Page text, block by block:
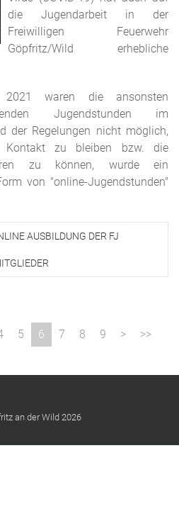
die Jugendarbeit in der
Freiwilligen Feuerwehr
Göpfritz/Wild erhebliche
waren die ansonsten
Jugendstunden im
der Regelungen nicht möglich,
zu bleiben bzw. die
zu können, wurde ein
von "online-Jugendstunden"
AUSBILDUNG DER FJ
5 6 7 8 9
an der Wild 2026